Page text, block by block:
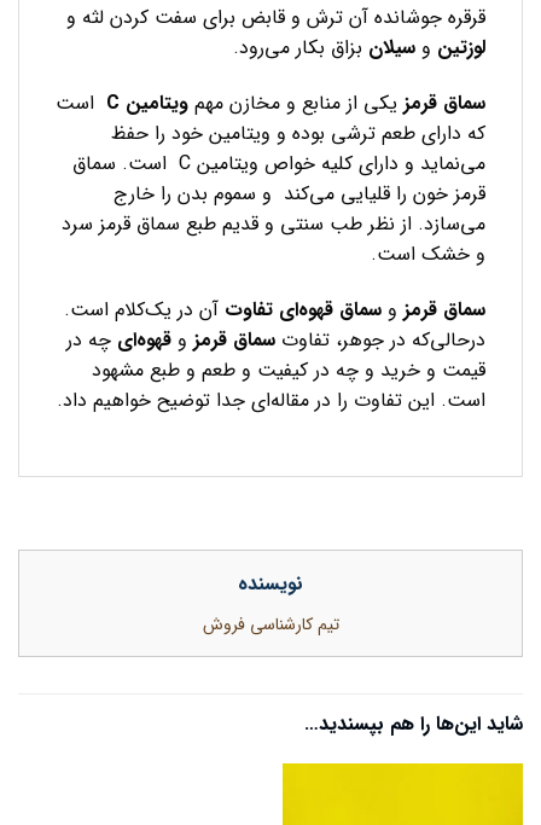
قرقره جوشانده آن ترش و قابض برای سفت کردن لثه و
لوزتین و سیلان بزاق بکار می‌رود.
سماق قرمز یکی از منابع و مخازن مهم ویتامین C است
که دارای طعم ترشی بوده و ویتامین خود را حفظ
می‌نماید و دارای کلیه خواص ویتامین C است. سماق
قرمز خون را قلیایی می‌کند و سموم بدن را خارج
می‌سازد. از نظر طب سنتی و قدیم طبع سماق قرمز سرد
و خشک است.
سماق قرمز و سماق قهوه‌ای تفاوت آن در یک‌کلام است.
درحالی‌که در جوهر، تفاوت سماق قرمز و قهوه‌ای چه در
قیمت و خرید و چه در کیفیت و طعم و طبع مشهود
است. این تفاوت را در مقاله‌ای جدا توضیح خواهیم داد.
نویسنده
تیم کارشناسی فروش
شاید این‌ها را هم بپسندید…